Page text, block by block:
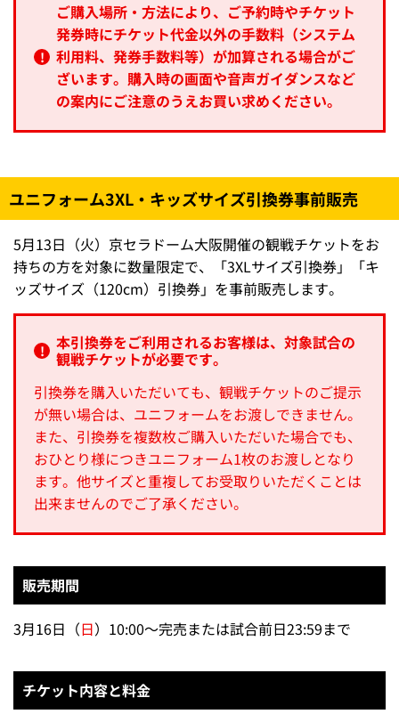
ご購入場所・方法により、ご予約時やチケット
発券時にチケット代金以外の手数料（システム
利用料、発券手数料等）が加算される場合がご
ざいます。購入時の画面や音声ガイダンスなど
の案内にご注意のうえお買い求めください。
ユニフォーム3XL・キッズサイズ引換券事前販売
5月13日（火）京セラドーム大阪開催の観戦チケットをお
持ちの方を対象に数量限定で、「3XLサイズ引換券」「キ
ッズサイズ（120cm）引換券」を事前販売します。
本引換券をご利用されるお客様は、対象試合の
観戦チケットが必要です。
引換券を購入いただいても、観戦チケットのご提示
が無い場合は、ユニフォームをお渡しできません。
また、引換券を複数枚ご購入いただいた場合でも、
おひとり様につきユニフォーム1枚のお渡しとなり
ます。他サイズと重複してお受取りいただくことは
出来ませんのでご了承ください。
販売期間
3月16日（日）10:00～完売または試合前日23:59まで
チケット内容と料金